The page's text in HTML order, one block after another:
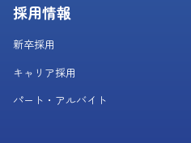
採用情報
新卒採用
キャリア採用
パート・アルバイト